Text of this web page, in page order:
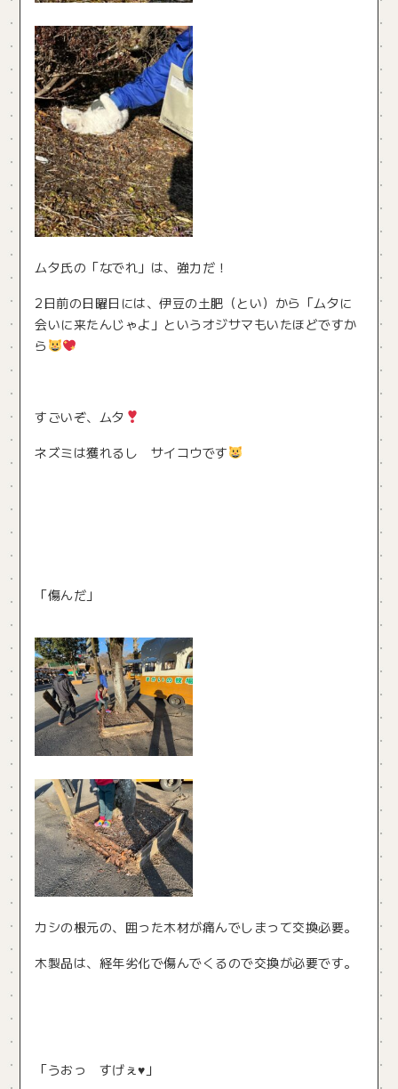
ムタ氏の「なでれ」は、強力だ！
2日前の日曜日には、伊豆の土肥（とい）から「ムタに
会いに来たんじゃよ」というオジサマもいたほどですか
ら
すごいぞ、ムタ
ネズミは獲れるし サイコウです
「傷んだ」
カシの根元の、囲った木材が痛んでしまって交換必要。
木製品は、経年劣化で傷んでくるので交換が必要です。
「うおっ すげぇ♥」